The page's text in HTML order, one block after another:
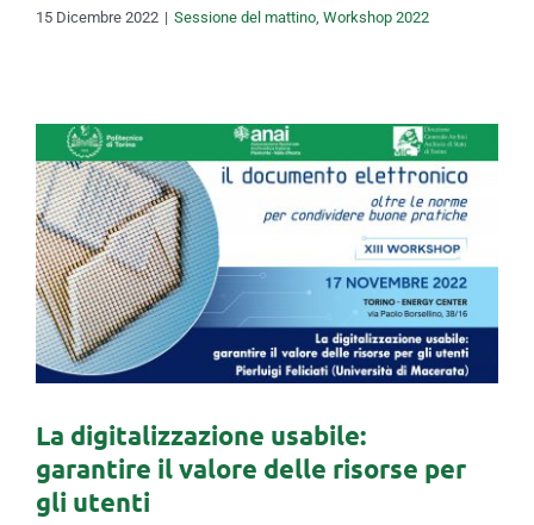
15 Dicembre 2022 | Sessione del mattino Workshop 2022
La digitalizzazione usabile:
garantire il valore delle
risorse per gli utenti
La digitalizzazione usabile:
garantire il valore delle risorse per
gli utenti